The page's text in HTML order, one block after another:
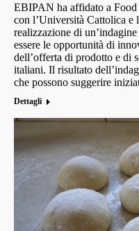
EBIPAN ha affidato a
con l’Università Cattolica
realizzazione di
essere le opportunità di
dell’offerta di prodotto e di
italiani. Il risultato
che possono suggerire
Dettagli